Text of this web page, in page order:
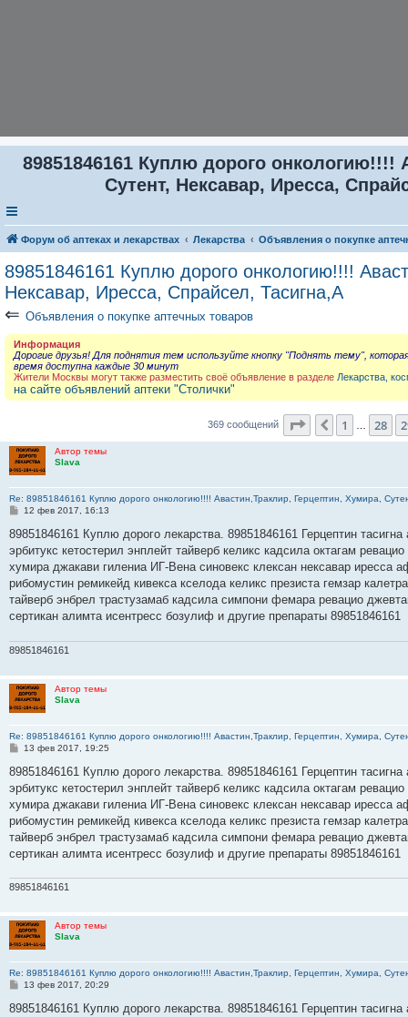
89851846161 Куплю дорого онкологию!!!!
Сутент, Нексавар, Иресса,
Форум об аптеках и лекарствах Лекарства Объявления о покупке
89851846161 Куплю дорого онкологию!!!!
Нексавар, Иресса, Спрайсел, Тасигна,А
⇐ Объявления о покупке аптечных товаров
Информация
Дорогие друзья! Для поднятия тем используйте кнопку "Поднять тему",
время доступна каждые 30 минут
Жители Москвы могут также разместить своё объявление в разделе Лекарства,
на сайте объявлений аптеки "Столички"
369 сообщений Страница 30из
Пред.
1 28
Автор темы
Slava
Re: 89851846161 Куплю дорого онкологию!!!! Авастин,Траклир, Герцептин, Хумира,
С
о
щ
е
и
е
12 фев 2017, 16:13
89851846161 Куплю дорого лекарства. 89851846161 Герцептин
эрбитукс кетостерил энплейт тайверб келикс кадсила октагам
хумира джакави гилениа ИГ-Вена синовекс клексан нексавар иресса
рибомустин ремикейд кивекса кселода келикс презиста гемзар
тайверб энбрел трастузамаб кадсила симпони фемара ревацио
сертикан алимта исентресс бозулиф и другие препараты 89851846161
89851846161
Автор темы
Slava
Re: 89851846161 Куплю дорого онкологию!!!! Авастин,Траклир, Герцептин, Хумира,
С
о
щ
е
и
е
13 фев 2017, 19:25
89851846161 Куплю дорого лекарства. 89851846161 Герцептин
эрбитукс кетостерил энплейт тайверб келикс кадсила октагам
хумира джакави гилениа ИГ-Вена синовекс клексан нексавар иресса
рибомустин ремикейд кивекса кселода келикс презиста гемзар
тайверб энбрел трастузамаб кадсила симпони фемара ревацио
сертикан алимта исентресс бозулиф и другие препараты 89851846161
89851846161
Автор темы
Slava
Re: 89851846161 Куплю дорого онкологию!!!! Авастин,Траклир, Герцептин, Хумира,
С
о
13 фев 2017, 20:29
89851846161 Куплю дорого лекарства. 89851846161 Герцептин